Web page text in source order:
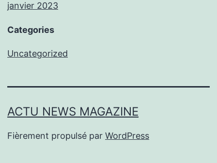
janvier 2023
Categories
Uncategorized
ACTU NEWS MAGAZINE
Fièrement propulsé par WordPress